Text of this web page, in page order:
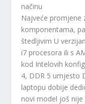
načinu
Najveće promjene
komponentama,
štedljivim U
i7 procesora ili s
kod Intelovih
4, DDR 5 umjesto
laptopu dobije
novi model još nije